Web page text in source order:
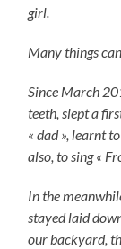
girl.
Many things
Since March
teeth, slept a
« dad », learnt
also, to sing «
In the
stayed laid
our backyard,